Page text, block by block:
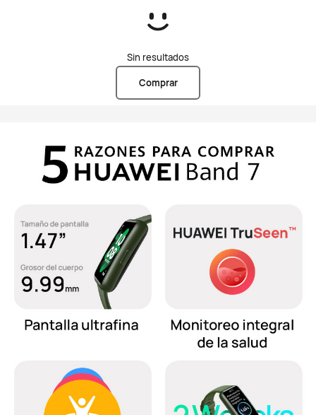
Sin resultados
Comprar